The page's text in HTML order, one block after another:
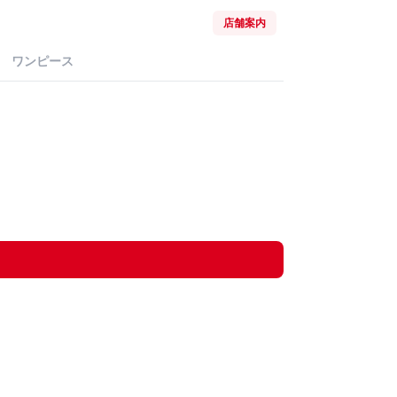
店舗案内
ワンピース